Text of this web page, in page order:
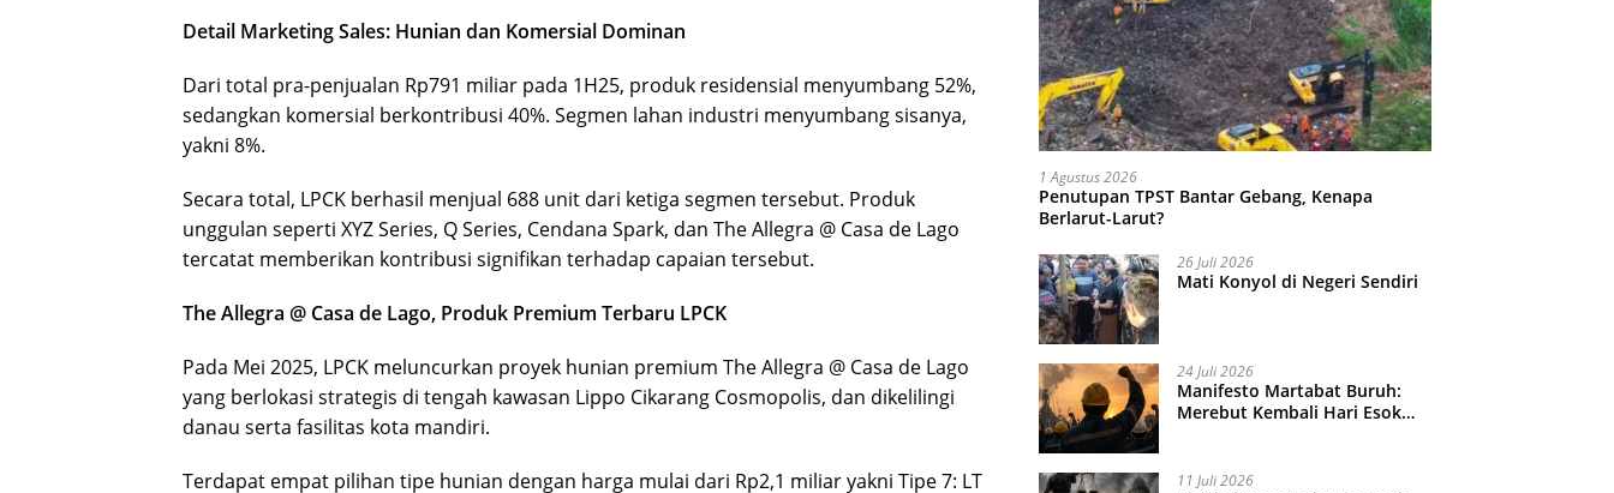
Detail Marketing Sales: Hunian dan Komersial Dominan
Dari total pra-penjualan Rp791 miliar pada 1H25, produk residensial menyumbang 52%,
sedangkan komersial berkontribusi 40%. Segmen lahan industri menyumbang sisanya,
yakni 8%.
Secara total, LPCK berhasil menjual 688 unit dari ketiga segmen tersebut. Produk
unggulan seperti XYZ Series, Q Series, Cendana Spark, dan The Allegra @ Casa de Lago
tercatat memberikan kontribusi signifikan terhadap capaian tersebut.
The Allegra @ Casa de Lago, Produk Premium Terbaru LPCK
Pada Mei 2025, LPCK meluncurkan proyek hunian premium The Allegra @ Casa de Lago
yang berlokasi strategis di tengah kawasan Lippo Cikarang Cosmopolis, dan dikelilingi
danau serta fasilitas kota mandiri.
Terdapat empat pilihan tipe hunian dengan harga mulai dari Rp2,1 miliar yakni Tipe 7: LT
1 Agustus 2026
Penutupan TPST Bantar Gebang, Kenapa
Berlarut-Larut?
26 Juli 2026
Mati Konyol di Negeri Sendiri
24 Juli 2026
Manifesto Martabat Buruh:
Merebut Kembali Hari Esok
11 Juli 2026